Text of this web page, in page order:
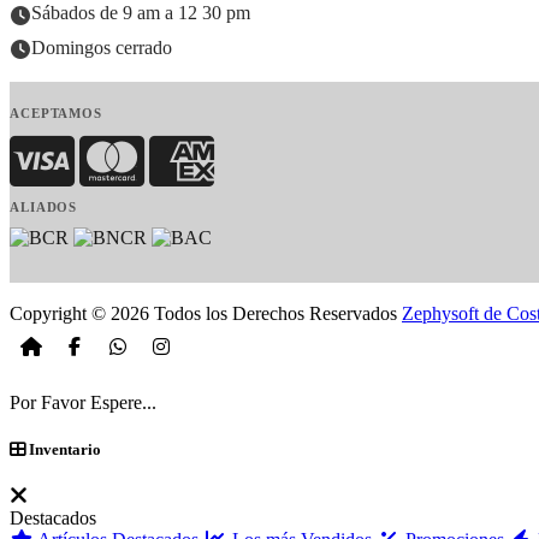
Sábados de 9 am a 12 30 pm
Domingos cerrado
ACEPTAMOS
Visa MasterCardAmerican Express
ALIADOS
Copyright © 2026 Todos los Derechos Reservados Zephysoft de
Por Favor Espere...
Inventario
Destacados